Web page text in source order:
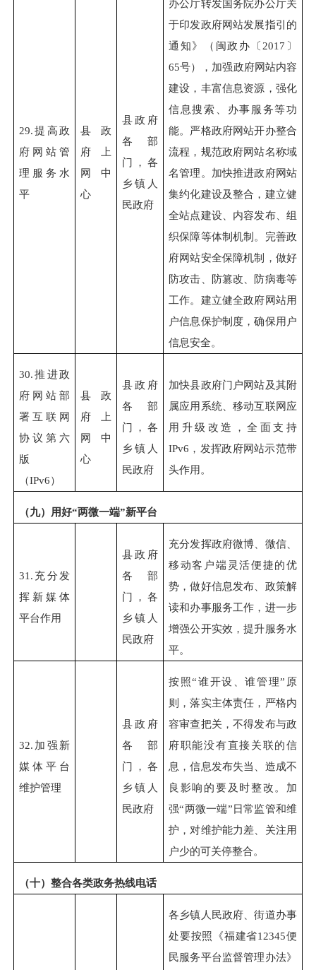
29.提高政
府网站管
理服务水
平
县政
府上
网中
心
县政府
各部
门，各
乡镇人
民政府
办公厅转发国务院办公厅关
于印发政府网站发展指引的
通知》（闽政办〔2017〕
65号），加强政府网站内容
建设，丰富信息资源，强化
信息搜索、办事服务等功
能。严格政府网站开办整合
流程，规范政府网站名称域
名管理。加快推进政府网站
集约化建设及整合，建立健
全站点建设、内容发布、组
织保障等体制机制。完善政
府网站安全保障机制，做好
防攻击、防篡改、防病毒等
工作。建立健全政府网站用
户信息保护制度，确保用户
信息安全。
30.推进政
府网站部
署互联网
协议第六
版
（IPv6）
县政
府上
网中
心
县政府
各部
门，各
乡镇人
民政府
加快县政府门户网站及其附
属应用系统、移动互联网应
用升级改造，全面支持
IPv6，发挥政府网站示范带
头作用。
（九）用好“两微一端”新平台
31. 充分发
挥新媒体
平台作用
县政府
各部
门，各
乡镇人
民政府
充分发挥政府微博、微信、
移动客户端灵活便捷的优
势，做好信息发布、政策解
读和办事服务工作，进一步
增强公开实效，提升服务水
平。
32. 加强新
媒体平台
维护管理
县政府
各部
门，各
乡镇人
民政府
按照“谁开设、谁管理”原
则，落实主体责任，严格内
容审查把关，不得发布与政
府职能没有直接关联的信
息，信息发布失当、造成不
良影响的要及时整改。加
强“两微一端”日常监管和维
护，对维护能力差、关注用
户少的可关停整合。
（十）整合各类政务热线电话
各乡镇人民政府、街道办事
处要按照《福建省12345便
民服务平台监督管理办法》